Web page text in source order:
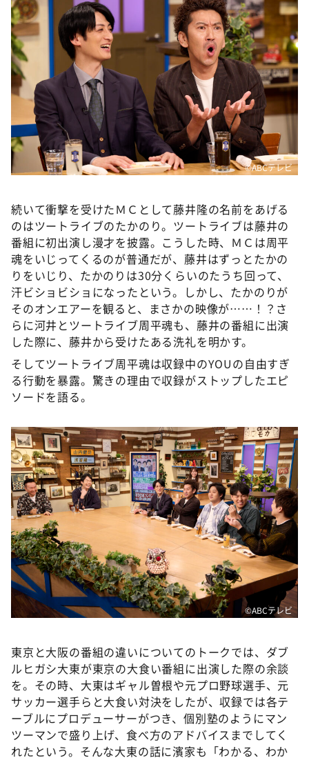
©ABCテレビ
続いて衝撃を受けたＭＣとして藤井隆の名前をあげる
のはツートライブのたかのり。ツートライブは藤井の
番組に初出演し漫才を披露。こうした時、ＭＣは周平
魂をいじってくるのが普通だが、藤井はずっとたかの
りをいじり、たかのりは30分くらいのたうち回って、
汗ビショビショになったという。しかし、たかのりが
そのオンエアーを観ると、まさかの映像が……！？さ
らに河井とツートライブ周平魂も、藤井の番組に出演
した際に、藤井から受けたある洗礼を明かす。
そしてツートライブ周平魂は収録中のYOUの自由すぎ
る行動を暴露。驚きの理由で収録がストップしたエピ
ソードを語る。
©ABCテレビ
東京と大阪の番組の違いについてのトークでは、ダブ
ルヒガシ大東が東京の大食い番組に出演した際の余談
を。その時、大東はギャル曽根や元プロ野球選手、元
サッカー選手らと大食い対決をしたが、収録では各テ
ーブルにプロデューサーがつき、個別塾のようにマン
ツーマンで盛り上げ、食べ方のアドバイスまでしてく
れたという。そんな大東の話に濱家も「わかる、わか